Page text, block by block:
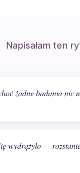
Napisałam ten
żadne badania nic
wydrążyło —